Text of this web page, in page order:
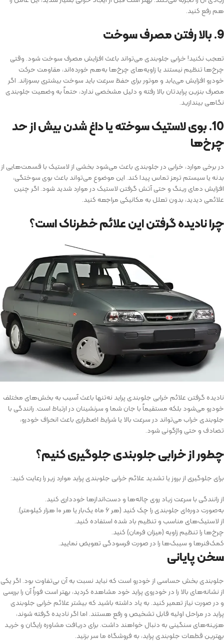
هم رفع کنید.
9. بالا رفتن مصرف سوخت
تعجب نکنید! خرابی جلوبندی می‌تواند باعث افزایش مصرف سوخت شود. وقتی
چرخ‌ها تنظیم نیستند یا زاویه‌های چرخ‌ها به‌هم خورده‌اند، مقاومت حرکت
خودرو افزایش می‌یابد و موتور برای حفظ سرعت باید سوخت بیشتری بسوزاند. اگر
مصرف بنزین پرایدتان بالا رفته و دلیل مشخصی ندارد، حتماً به وضعیت جلوبندی
نگاهی بیندازید.
10. بوی لاستیک سوخته یا داغ شدن بیش از حد
چرخ‌ها
در برخی موارد، خرابی در جلوبندی باعث می‌شود بخشی از لاستیک با قسمت‌هایی از
بدنه یا سیستم ترمز تماس پیدا کند. این موضوع می‌تواند باعث بوی سوختگی،
افزایش دمای رینگ و حتی آتش گرفتن لاستیک در موارد شدید شود. اگر چنین
علائمی دیدید، بدون تعلل به مکانیکی مراجعه کنید.
چرا نادیده گرفتن این علائم خطرناک است؟
نادیده گرفتن علائم خرابی جلوبندی پراید نه‌تنها باعث آسیب به بخش‌های مختلف
خودرو می‌شود بلکه مستقیماً با جان شما و سرنشینان در ارتباط است. رانندگی با
جلوبندی خراب می‌تواند در سرعت بالا یا شرایط اضطراری باعث انحراف خودرو،
تصادف و حتی واژگونی شود.
چطور از خرابی جلوبندی جلوگیری کنیم؟
برای جلوگیری از بروز یا تشدید علائم خرابی جلوبندی پراید موارد زیر را رعایت کنید:
از رانندگی با سرعت زیاد روی چاله‌ها و دست‌اندازها خودداری کنید.
به‌صورت دوره‌ای جلوبندی را چک کنید (هر ۶ ماه یک‌بار یا هر ۱۰ هزار کیلومتر).
از لاستیک‌های مناسب و تنظیم باد شده استفاده کنید.
چرخ‌ها را تنظیم زاویه (میزان فرمان) کنید.
کمک‌فنرها و سیبک‌ها را در صورت فرسودگی تعویض نمایید.
سخن پایانی
جلوبندی بخش حساسی از خودرو است که نباید نسبت به آن بی‌تفاوت بود. اگر یکی
از نشانه‌های بالا را در خودروی پراید خود مشاهده کردید، بهتر است فوراً آن را بررسی
و در صورت نیاز تعمیر کنید. به یاد داشته باشید که بیشتر علائم خرابی جلوبندی
پراید در مراحل اولیه قابل تشخیص و رفع هستند. اما اگر نادیده گرفته شوند،
هزینه‌های سنگینی به دنبال خواهند داشت. برای دریافت مشاوره رایگان و خرید
بهترین قطعات جلوبندی پراید، به فروشگاه ما سر بزنید.